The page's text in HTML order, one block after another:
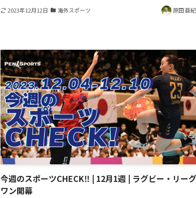
2023年12月12日 海外スポーツ 原田 亜
今週のスポーツCHECK‼ | 12月1週 | ラグビー・リーグ
ワン開幕